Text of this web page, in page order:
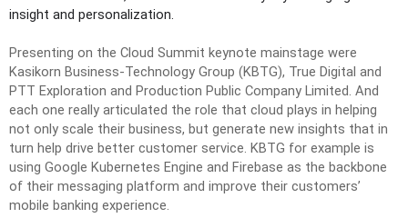
insight and personalization.
Presenting on the Cloud Summit keynote mainstage were
Kasikorn Business-Technology Group (KBTG), True Digital and
PTT Exploration and Production Public Company Limited. And
each one really articulated the role that cloud plays in helping
not only scale their business, but generate new insights that in
turn help drive better customer service. KBTG for example is
using Google Kubernetes Engine and Firebase as the backbone
of their messaging platform and improve their customers’
mobile banking experience.